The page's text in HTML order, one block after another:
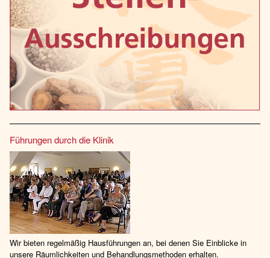
Führungen durch die Klinik
Wir bieten regelmäßig Hausführungen an, bei denen Sie Einblicke in
unsere Räumlichkeiten und Behandlungsmethoden erhalten.